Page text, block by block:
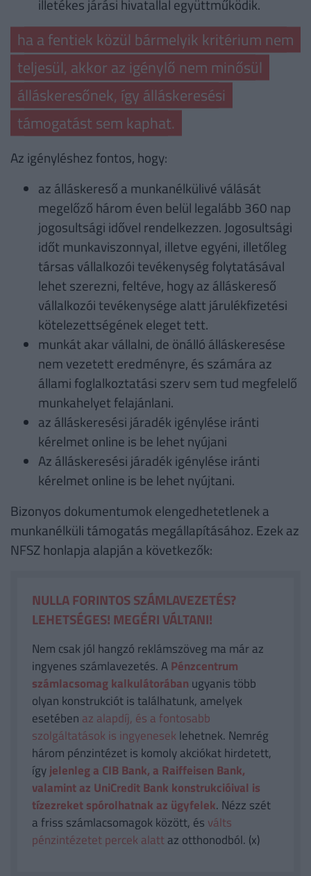
illetékes járási hivatallal együttműködik.
ha a fentiek közül bármelyik kritérium nem
teljesül, akkor az igénylő nem minősül
álláskeresőnek, így álláskeresési
támogatást sem kaphat.
Az igényléshez fontos, hogy:
az álláskereső a munkanélkülivé válását
megelőző három éven belül legalább 360 nap
jogosultsági idővel rendelkezzen. Jogosultsági
időt munkaviszonnyal, illetve egyéni, illetőleg
társas vállalkozói tevékenység folytatásával
lehet szerezni, feltéve, hogy az álláskereső
vállalkozói tevékenysége alatt járulékfizetési
kötelezettségének eleget tett.
munkát akar vállalni, de önálló álláskeresése
nem vezetett eredményre, és számára az
állami foglalkoztatási szerv sem tud megfelelő
munkahelyet felajánlani.
az álláskeresési járadék igénylése iránti
kérelmet online is be lehet nyújani
Az álláskeresési járadék igénylése iránti
kérelmet online is be lehet nyújtani.
Bizonyos dokumentumok elengedhetetlenek a
munkanélküli támogatás megállapításához. Ezek az
NFSZ honlapja alapján a következők:
NULLA FORINTOS SZÁMLAVEZETÉS?
LEHETSÉGES! MEGÉRI VÁLTANI!
Nem csak jól hangzó reklámszöveg ma már az
ingyenes számlavezetés. APénzcentrum
számlacsomag kalkulátorában ugyanis több
olyan konstrukciót is találhatunk, amelyek
esetében az alapdíj, és a fontosabb
szolgáltatások is ingyenesek lehetnek. Nemrég
három pénzintézet is komoly akciókat hirdetett,
ígyjelenleg a CIB Bank, a Raiffeisen Bank,
valamint az UniCredit Bank konstrukcióival is
tízezreket spórolhatnak az ügyfelek. Nézz szét
a friss számlacsomagok között, és válts
pénzintézetet percek alattaz otthonodból. (x)